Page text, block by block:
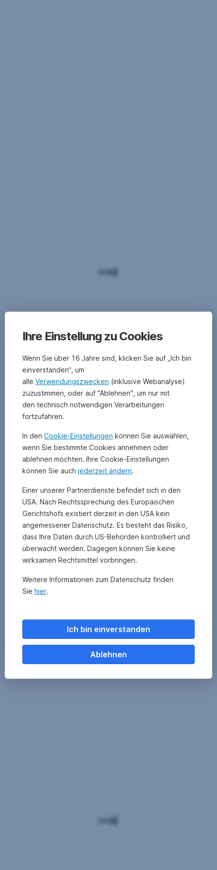
Zurück
Ihre Einstellung zu Cookies
Wenn Sie über 16 Jahre sind, klicken Sie auf „Ich bin
einverstanden“, um
alle Verwendungszwecken (inklusive Webanalyse)
zuzustimmen, oder auf "Ablehnen", um nur mit
den technisch notwendigen Verarbeitungen
fortzufahren.
In den Cookie-Einstellungen können Sie auswählen,
wenn Sie bestimmte Cookies annehmen oder
ablehnen möchten. Ihre Cookie-Einstellungen
können Sie auch jederzeit ändern.
Einer unserer Partnerdienste befindet sich in den
USA. Nach Rechtssprechung des Europäischen
Gerichtshofs existiert derzeit in den USA kein
angemessener Datenschutz. Es besteht das Risiko,
dass Ihre Daten durch US-Behörden kontrolliert und
überwacht werden. Dagegen können Sie keine
wirksamen Rechtsmittel vorbringen.
Weitere Informationen zum Datenschutz finden
Sie hier.
Ich bin einverstanden
Ablehnen